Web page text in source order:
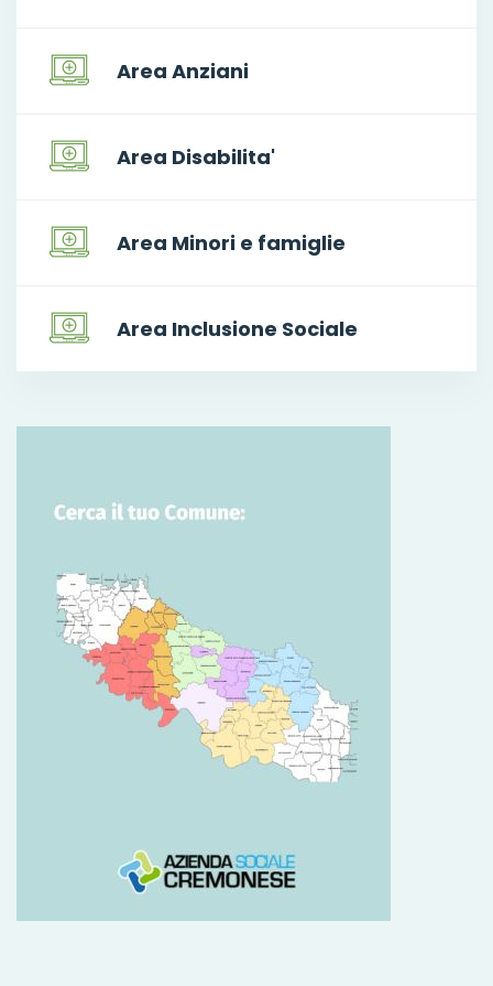
Area Anziani
Area Disabilita'
Area Minori e famiglie
Area Inclusione Sociale